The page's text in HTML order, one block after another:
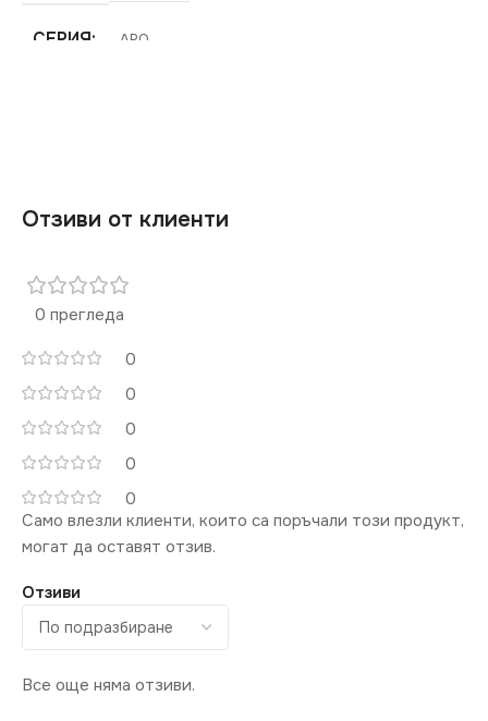
СЕРИЯ APO
НАПРЕЖЕНИЕ (V)
220V
Отзиви от клиенти
0 прегледа
0
0
0
0
0
Отзиви
Все още няма отзиви.
Само влезли клиенти, които са поръчали този продукт,
могат да оставят отзив.